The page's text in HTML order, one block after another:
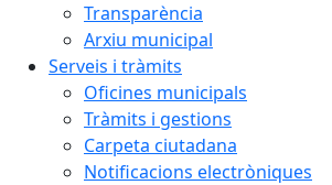
Transparència
Arxiu municipal
Serveis i tràmits
Oficines municipals
Tràmits i gestions
Carpeta ciutadana
Notificacions electròniques